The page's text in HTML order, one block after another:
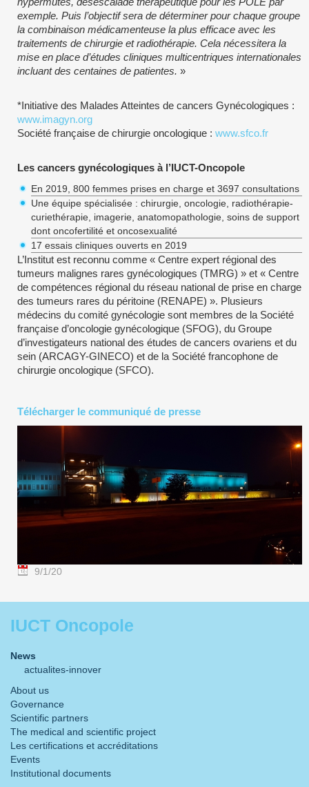
exemple. Puis l’objectif sera de déterminer pour chaque groupe
la combinaison médicamenteuse la plus efficace avec les
traitements de chirurgie et radiothérapie. Cela nécessitera la
mise en place d’études cliniques multicentriques internationales
incluant des centaines de patientes. »
*Initiative des Malades Atteintes de cancers Gynécologiques :
www.imagyn.org
Société française de chirurgie oncologique : www.sfco.fr
Les cancers gynécologiques à l’IUCT-Oncopole
En 2019, 800 femmes prises en charge et 3697 consultations
Une équipe spécialisée : chirurgie, oncologie, radiothérapie-
curiethérapie, imagerie, anatomopathologie, soins de support
dont oncofertilité et oncosexualité
17 essais cliniques ouverts en 2019
L’Institut est reconnu comme « Centre expert régional des
tumeurs malignes rares gynécologiques (TMRG) » et « Centre
de compétences régional du réseau national de prise en charge
des tumeurs rares du péritoine (RENAPE) ». Plusieurs
médecins du comité gynécologie sont membres de la Société
française d’oncologie gynécologique (SFOG), du Groupe
d’investigateurs national des études de cancers ovariens et du
sein (ARCAGY-GINECO) et de la Société francophone de
chirurgie oncologique (SFCO).
Télécharger le communiqué de presse
9/1/20
IUCT Oncopole
News
actualites-innover
About us
Governance
Scientific partners
The medical and scientific project
Les certifications et accréditations
Events
Institutional documents